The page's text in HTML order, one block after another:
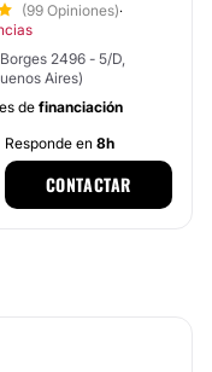
(99 Opiniones)·
2496 - 5/D,
Aires)
de financiación
Responde en 8h
CONTACTAR